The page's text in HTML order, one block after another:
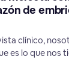
de
clínico,
es lo que nos